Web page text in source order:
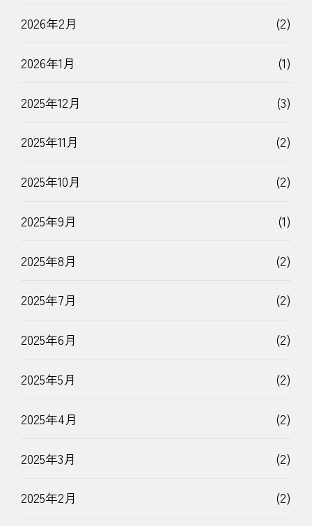
2026年2月 (2)
2026年1月 (1)
2025年12月 (3)
2025年11月 (2)
2025年10月 (2)
2025年9月 (1)
2025年8月 (2)
2025年7月 (2)
2025年6月 (2)
2025年5月 (2)
2025年4月 (2)
2025年3月 (2)
2025年2月 (2)